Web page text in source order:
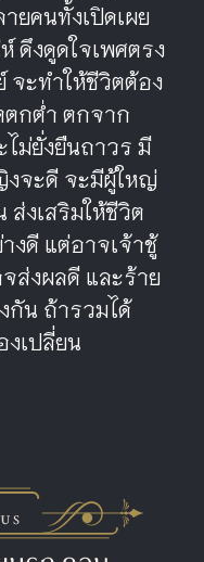
ยคนทั้งเปิดเผย
ดึงดูดใจเพศตรง
จะทำให้ชีวิตต้อง
กต่ำ ตกจาก
ม่ยั่งยืนถาวร มี
จะดี จะมีผู้ใหญ่
งเสริมให้ชีวิต
งดี แต่อาจเจ้าชู้
ส่งผลดี และร้าย
กัน ถ้ารวมได้
งเปลี่ยน